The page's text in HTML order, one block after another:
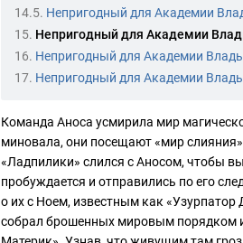
14.5. Непригодный для Академии
15. Непригодный для Академии
16. Непригодный для Академии
17. Непригодный для Академии
Команда Аноса усмирила мир
миновала, они посещают «мир
«Ладпилики» слился с Аносом, чтобы
пробуждается и отправились по его
о их с Ноем, известным как
собрал брошенных мировым